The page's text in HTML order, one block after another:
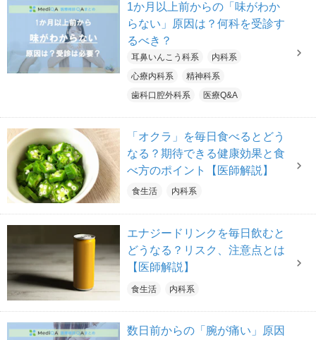
1か月以上前からの「味がわか
らない」原因は？何科を受診す
るべき？
耳鼻いんこう科系
内科系
心療内科系
精神科系
歯科口腔外科系
医療Q&A
「オクラ」を毎日食べるとどう
なる？期待できる健康効果と食
べ方のポイント【医師解説】
食生活 内科系
エナジードリンクを毎日飲むと
どうなる？リスク、注意点とは
【医師解説】
食生活 内科系
数日前からの「腕が痛い」原因